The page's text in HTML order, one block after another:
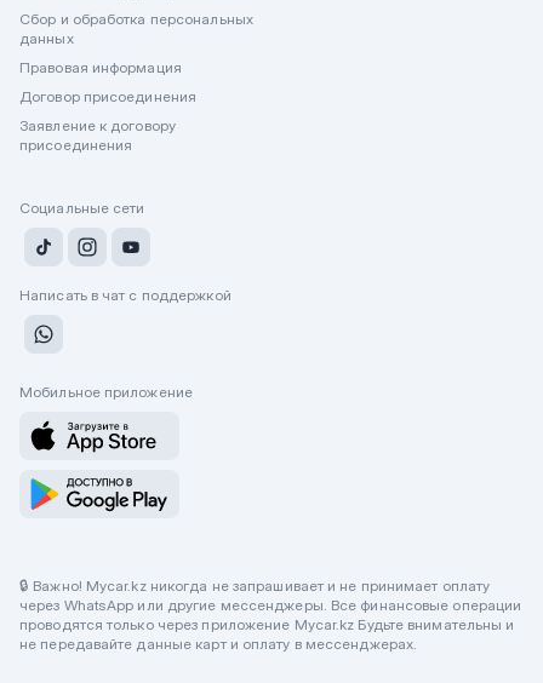
Сбор и обработка персональных
данных
Правовая информация
Договор присоединения
Заявление к договору
присоединения
Социальные сети
Написать в чат с поддержкой
Мобильное приложение
🔒 Важно! Mycar.kz никогда не запрашивает и не принимает оплату
через WhatsApp или другие мессенджеры. Все финансовые операции
проводятся только через приложение Mycar.kz Будьте внимательны и
не передавайте данные карт и оплату в мессенджерах.